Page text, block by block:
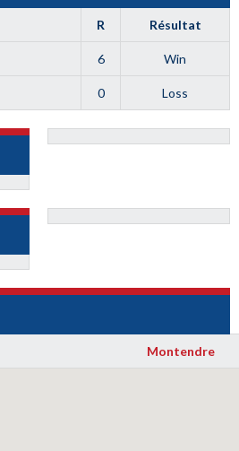
R Résultat
6 Win
0 Loss
Montendre